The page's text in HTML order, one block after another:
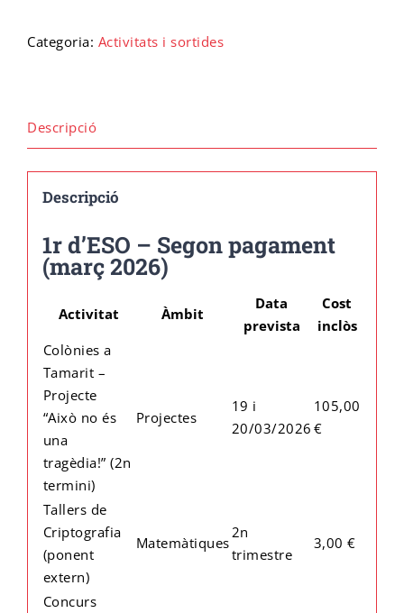
Cicle final en Escalada
Emprèn FP
Preinscripció IFE
Matrícula Ensenyaments Esportius
25-
Categoria: Activitats i sortides
Descripció
Descripció
1r d’ESO – Segon pagament
(març 2026)
Activitat Àmbit
Data
prevista
Cost
inclòs
Colònies a
Tamarit –
Projecte
“Això no és
una
tragèdia!” (2n
termini)
Projectes
19 i
20/03/2026
105,00
€
Tallers de
Criptografia
(ponent
extern)
Matemàtiques
2n
trimestre
3,00 €
Concurs